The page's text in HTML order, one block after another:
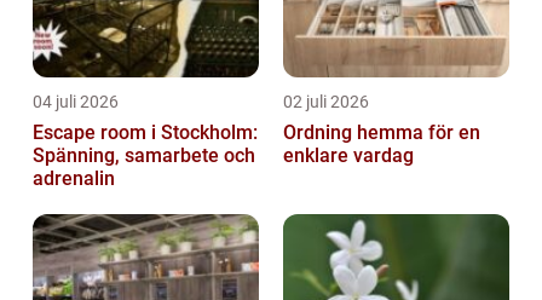
04 juli 2026
Escape room i Stockholm:
Spänning, samarbete och
adrenalin
02 juli 2026
Ordning hemma för en
enklare vardag